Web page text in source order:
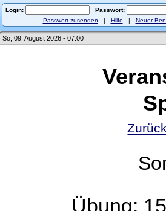
Login:
Passwort:
Passwort zusenden | Hilfe | Neuer
So, 09. August 2026 - 07:00
Übung: